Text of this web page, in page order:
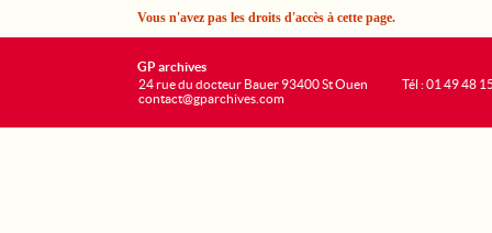
Vous n'avez pas les droits d'accès à cette page.
GP archives
24 rue du docteur Bauer 93400 St Ouen
contact@gparchives.com
Tél : 01 49 48